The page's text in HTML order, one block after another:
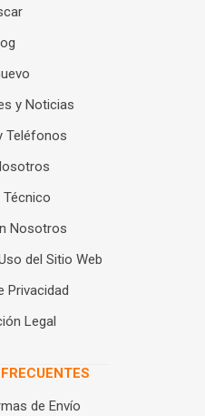
y Noticias
Teléfonos
Técnico
Nosotros
del Sitio Web
Privacidad
Legal
de Envío